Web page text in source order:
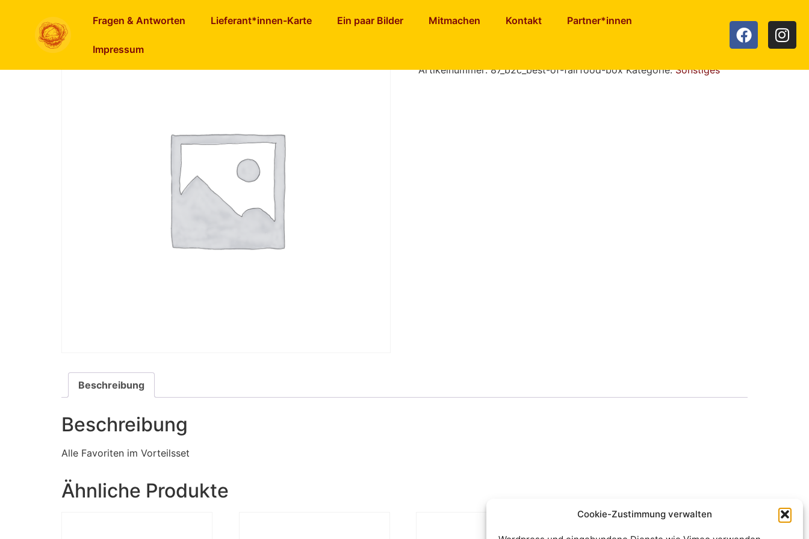
Cookie-Zustimmung verwalten
Fragen & Antworten Lieferant*innen-Karte Ein paar Bilder Mitmachen Kontakt Partner*innen
Impressum Best of fairfood Box löschen
Artikelnummer:87_b2c_best-of-fairfood-box Kategorie:Sonstiges
Beschreibung
Beschreibung
Alle Favoriten im Vorteilsset
Ähnliche Produkte